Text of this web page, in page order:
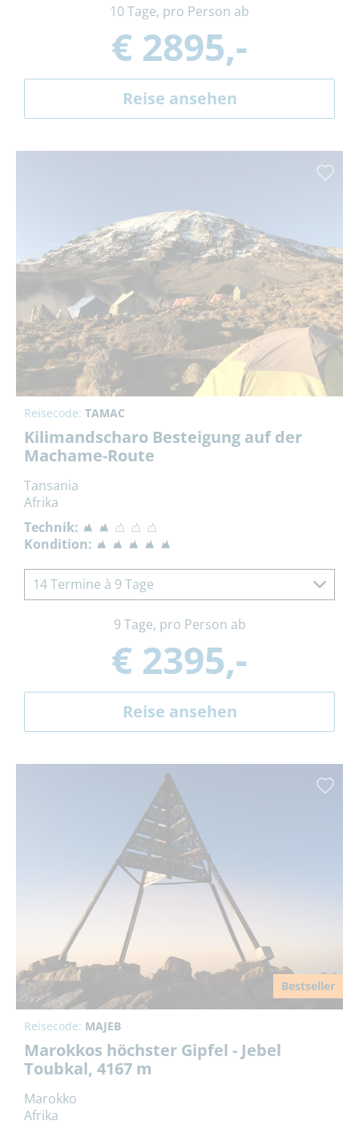
10 Tage, pro Person ab
€ 2895,-
Reise ansehen
Reisecode: TAMAC
Kilimandscharo Besteigung auf der
Machame-Route
Tansania
Afrika
Technik:
Kondition:
14 Termine à 9 Tage
9 Tage, pro Person ab
€ 2395,-
Reise ansehen
Bestseller
Reisecode: MAJEB
Marokkos höchster Gipfel - Jebel
Toubkal, 4167 m
Marokko
Afrika